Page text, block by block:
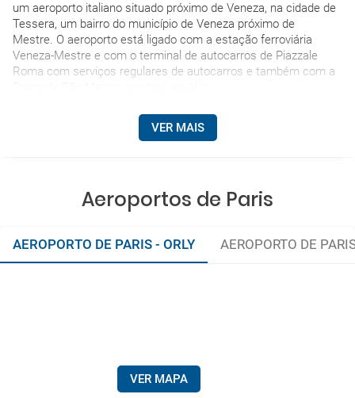
um aeroporto italiano situado próximo de Veneza, na cidade de
Tessera, um bairro do município de Veneza próximo de
Mestre. O aeroporto está ligado com a estação ferroviária
Veneza-Mestre e com o terminal de autocarros de Piazzale
Roma com serviços regulares de autocarros e também com a
VER MAIS
Aeroportos de Paris
AEROPORTO DE PARIS - ORLY AEROPORTO DE
VER MAPA